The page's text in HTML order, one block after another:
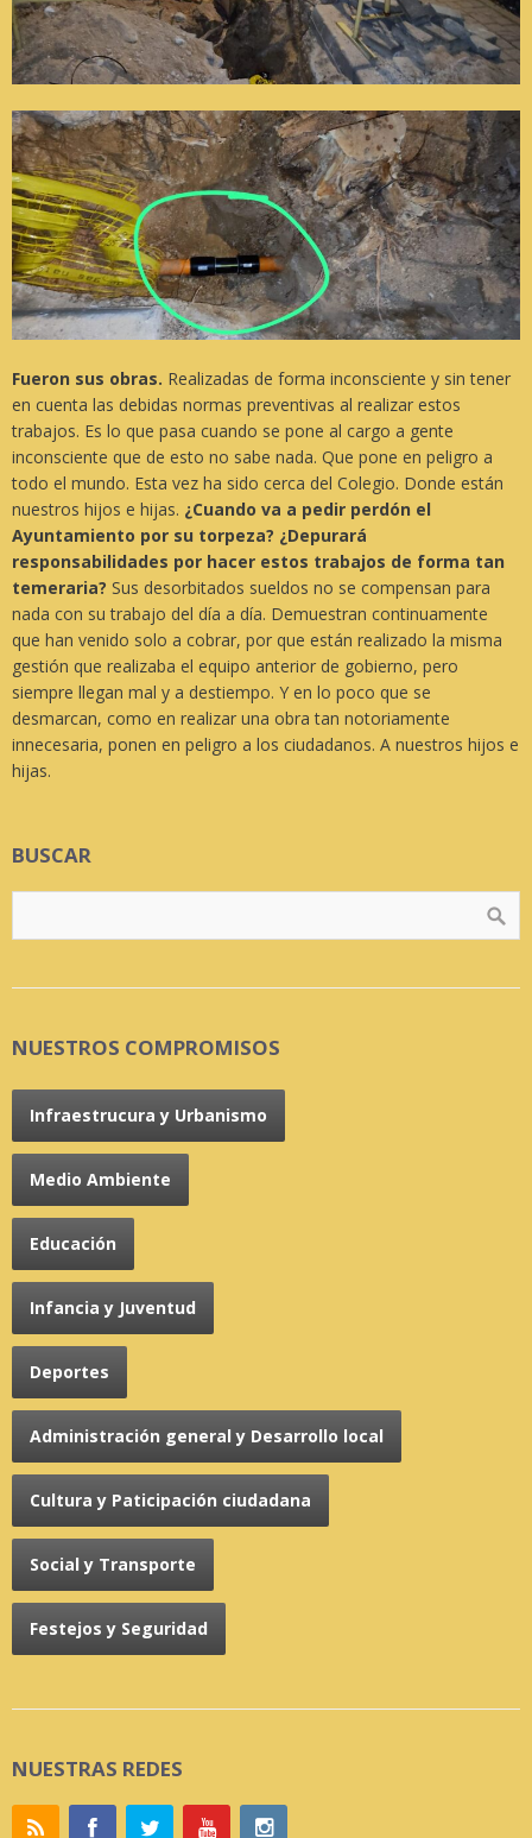
Fueron sus obras. Realizadas de forma inconsciente y sin tener
en cuenta las debidas normas preventivas al realizar estos
trabajos. Es lo que pasa cuando se pone al cargo a gente
inconsciente que de esto no sabe nada. Que pone en peligro a
todo el mundo. Esta vez ha sido cerca del Colegio. Donde están
nuestros hijos e hijas. ¿Cuando va a pedir perdón el
Ayuntamiento por su torpeza? ¿Depurará
responsabilidades por hacer estos trabajos de forma tan
temeraria? Sus desorbitados sueldos no se compensan para
nada con su trabajo del día a día. Demuestran continuamente
que han venido solo a cobrar, por que están realizado la misma
gestión que realizaba el equipo anterior de gobierno, pero
siempre llegan mal y a destiempo. Y en lo poco que se
desmarcan, como en realizar una obra tan notoriamente
innecesaria, ponen en peligro a los ciudadanos. A nuestros hijos e
hijas.
BUSCAR
NUESTROS COMPROMISOS
Infraestrucura y Urbanismo
Medio Ambiente
Educación
Infancia y Juventud
Deportes
Administración general y Desarrollo local
Cultura y Paticipación ciudadana
Social y Transporte
Festejos y Seguridad
NUESTRAS REDES